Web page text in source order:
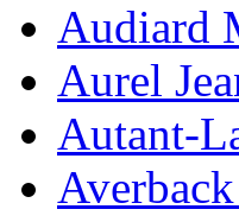
Audiard
Aurel
Autant-